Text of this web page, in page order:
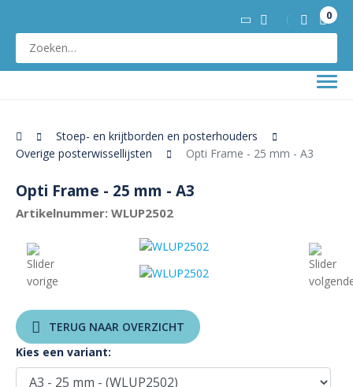
0
Stoep- en krijtborden en posterhouders
Overige posterwissellijsten
Opti Frame - 25 mm - A3
Opti Frame - 25 mm - A3
Artikelnummer: WLUP2502
TERUG NAAR OVERZICHT
Kies een variant: